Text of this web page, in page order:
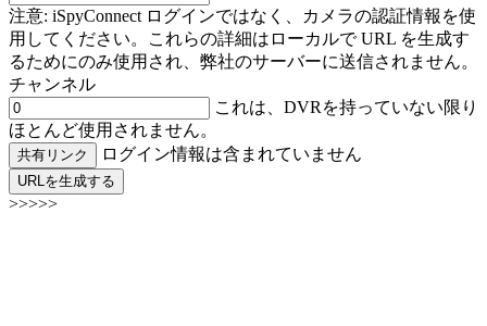
注意: iSpyConnect ログインではなく、カメラの認証情報を使
用してください。これらの詳細はローカルで URL を生成す
るためにのみ使用され、弊社のサーバーに送信されません。
チャンネル
これは、DVRを持っていない限り
ほとんど使用されません。
共有リンク ログイン情報は含まれていません
URLを生成する
>>>>>